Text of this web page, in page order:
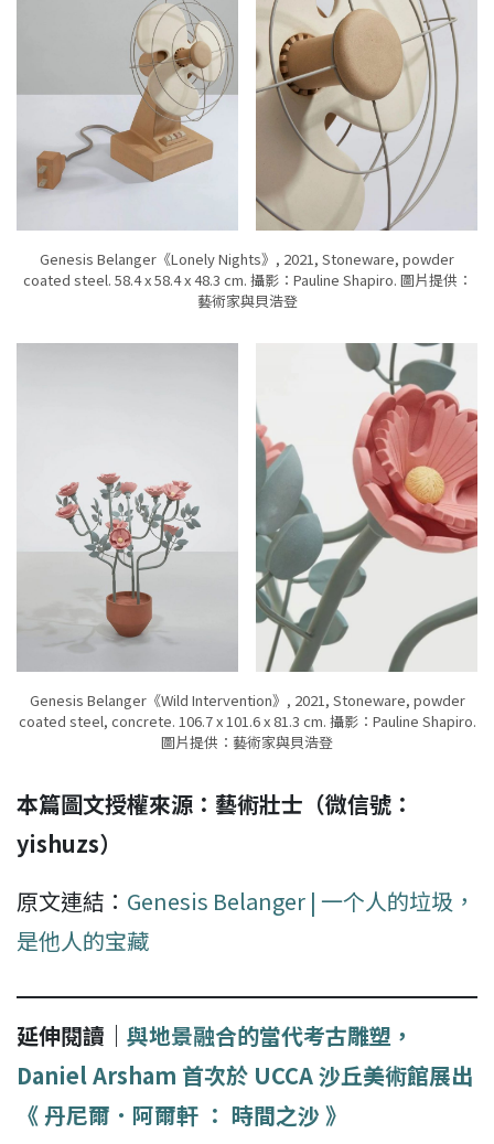
Genesis Belanger《Lonely Nights》, 2021, Stoneware, powder
coated steel. 58.4 x 58.4 x 48.3 cm. 攝影：Pauline Shapiro. 圖片提供：
藝術家與貝浩登
Genesis Belanger《Wild Intervention》, 2021, Stoneware, powder
coated steel, concrete. 106.7 x 101.6 x 81.3 cm. 攝影：Pauline Shapiro.
圖片提供：藝術家與貝浩登
本篇圖文授權來源：藝術壯士（微信號：
yishuzs）
原文連結： Genesis Belanger | 一个人的垃圾，
是他人的宝藏
延伸閱讀｜ 與地景融合的當代考古雕塑，
Daniel Arsham 首次於 UCCA 沙丘美術館展出
《 丹尼爾．阿爾軒 ： 時間之沙 》